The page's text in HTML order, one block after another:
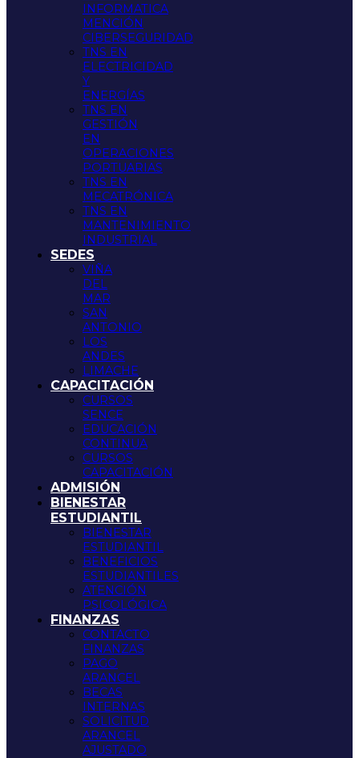
INFORMATICA
MENCIÓN
CIBERSEGURIDAD
TNS EN
ELECTRICIDAD
Y
ENERGÍAS
TNS EN
GESTIÓN
EN
OPERACIONES
PORTUARIAS
TNS EN
MECATRÓNICA
TNS EN
MANTENIMIENTO
INDUSTRIAL
SEDES
VIÑA
DEL
MAR
SAN
ANTONIO
LOS
ANDES
LIMACHE
CAPACITACIÓN
CURSOS
SENCE
EDUCACIÓN
CONTINUA
CURSOS
CAPACITACIÓN
ADMISIÓN
BIENESTAR
ESTUDIANTIL
BIENESTAR
ESTUDIANTIL
BENEFICIOS
ESTUDIANTILES
ATENCIÓN
PSICOLÓGICA
FINANZAS
CONTACTO
FINANZAS
PAGO
ARANCEL
BECAS
INTERNAS
SOLICITUD
ARANCEL
AJUSTADO